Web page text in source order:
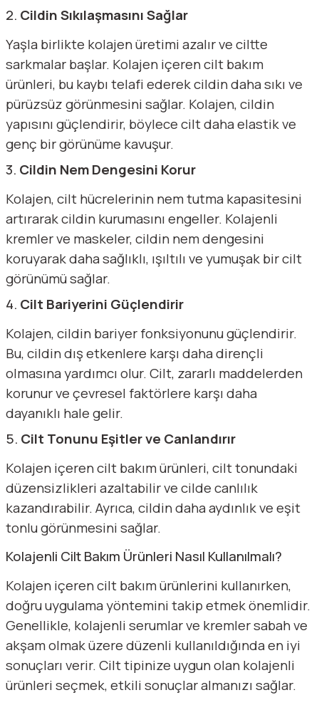
2. Cildin Sıkılaşmasını Sağlar
Yaşla birlikte kolajen üretimi azalır ve ciltte
sarkmalar başlar. Kolajen içeren cilt bakım
ürünleri, bu kaybı telafi ederek cildin daha sıkı ve
pürüzsüz görünmesini sağlar. Kolajen, cildin
yapısını güçlendirir, böylece cilt daha elastik ve
genç bir görünüme kavuşur.
3. Cildin Nem Dengesini Korur
Kolajen, cilt hücrelerinin nem tutma kapasitesini
artırarak cildin kurumasını engeller. Kolajenli
kremler ve maskeler, cildin nem dengesini
koruyarak daha sağlıklı, ışıltılı ve yumuşak bir cilt
görünümü sağlar.
4. Cilt Bariyerini Güçlendirir
Kolajen, cildin bariyer fonksiyonunu güçlendirir.
Bu, cildin dış etkenlere karşı daha dirençli
olmasına yardımcı olur. Cilt, zararlı maddelerden
korunur ve çevresel faktörlere karşı daha
dayanıklı hale gelir.
5. Cilt Tonunu Eşitler ve Canlandırır
Kolajen içeren cilt bakım ürünleri, cilt tonundaki
düzensizlikleri azaltabilir ve cilde canlılık
kazandırabilir. Ayrıca, cildin daha aydınlık ve eşit
tonlu görünmesini sağlar.
Kolajenli Cilt Bakım Ürünleri Nasıl Kullanılmalı?
Kolajen içeren cilt bakım ürünlerini kullanırken,
doğru uygulama yöntemini takip etmek önemlidir.
Genellikle, kolajenli serumlar ve kremler sabah ve
akşam olmak üzere düzenli kullanıldığında en iyi
sonuçları verir. Cilt tipinize uygun olan kolajenli
ürünleri seçmek, etkili sonuçlar almanızı sağlar.